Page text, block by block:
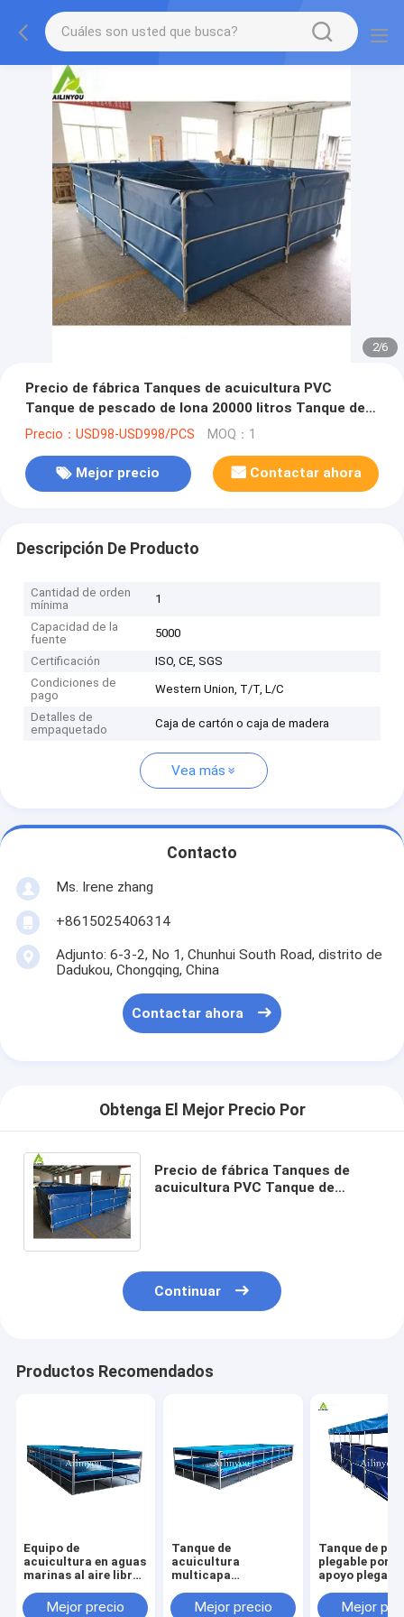
2/6
Precio de fábrica Tanques de acuicultura PVC
Tanque de pescado de lona 20000 litros Tanque de
pescado
Precio：USD98-USD998/PCS MOQ：1
Mejor precio Contactar ahora
Descripción De Producto
Cantidad de orden
mínima
1
Capacidad de la
fuente
5000
Certificación
ISO, CE, SGS
Condiciones de
pago
Western Union, T/T, L/C
Detalles de
empaquetado
Caja de cartón o caja de madera
Vea más
Contacto
Ms. Irene zhang
+8615025406314
Adjunto: 6-3-2, No 1, Chunhui South Road, distrito de
Dadukou, Chongqing, China
Contactar ahora
Obtenga El Mejor Precio Por
Precio de fábrica Tanques de
acuicultura PVC Tanque de
Continuar
Productos Recomendados
Equipo de
acuicultura en aguas
marinas al aire libre
peces y camarones
Mejor precio
Tanque de
acuicultura
multicapa
cultivo de peces y
Mejor precio
Tanque de
plegable
apoyo
agricultura
Mejor